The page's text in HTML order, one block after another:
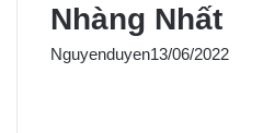
Nhàng Nhất
Nguyenduyen13/06/2022